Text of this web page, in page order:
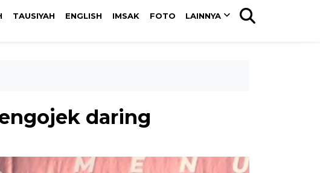
TAUSIYAH ENGLISH IMSAK FOTO LAINNYA
daring